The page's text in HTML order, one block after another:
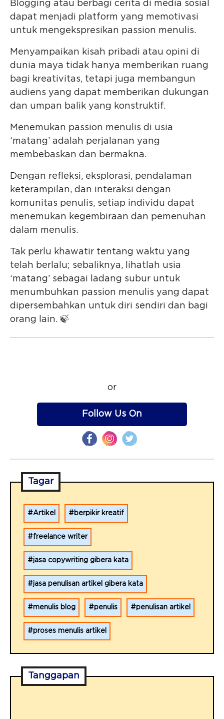
Blogging atau berbagi cerita di media sosial
dapat menjadi platform yang memotivasi
untuk mengekspresikan passion menulis.
Menyampaikan kisah pribadi atau opini di
dunia maya tidak hanya memberikan ruang
bagi kreativitas, tetapi juga membangun
audiens yang dapat memberikan dukungan
dan umpan balik yang konstruktif.
Menemukan passion menulis di usia
‘matang’ adalah perjalanan yang
membebaskan dan bermakna.
Dengan refleksi, eksplorasi, pendalaman
keterampilan, dan interaksi dengan
komunitas penulis, setiap individu dapat
menemukan kegembiraan dan pemenuhan
dalam menulis.
Tak perlu khawatir tentang waktu yang
telah berlalu; sebaliknya, lihatlah usia
‘matang’ sebagai ladang subur untuk
menumbuhkan passion menulis yang dapat
dipersembahkan untuk diri sendiri dan bagi
orang lain. 🍃
or
Follow Us On
Tagar
Artikel berpikir kreatif
freelance writer
jasa copywriting gibera kata
jasa penulisan artikel gibera kata
menulis blog penulis penulisan artikel
proses menulis artikel
Tanggapan